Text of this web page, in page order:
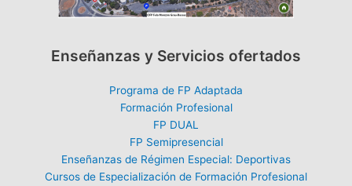
Enseñanzas y Servicios ofertados
Programa de FP Adaptada
Formación Profesional
FP DUAL
FP Semipresencial
Enseñanzas de Régimen Especial: Deportivas
Cursos de Especialización de Formación Profesional